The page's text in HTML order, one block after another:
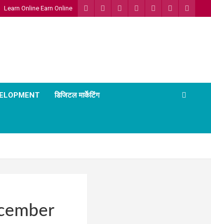
Learn Online Earn Online
डिजिटल मार्केटिंग